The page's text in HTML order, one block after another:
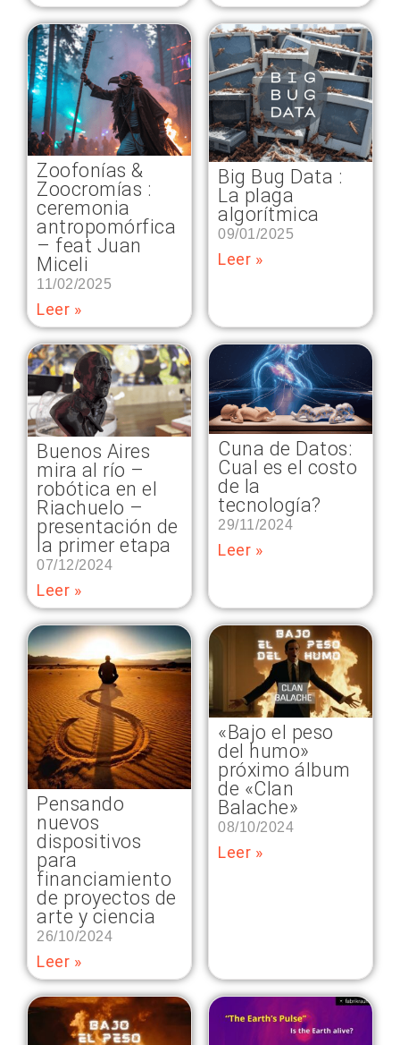
Zoofonías &
Zoocromías :
ceremonia
antropomórfica
– feat Juan
Miceli
11/02/2025
Leer »
Big Bug Data :
La plaga
algorítmica
09/01/2025
Leer »
Buenos Aires
mira al río –
robótica en el
Riachuelo –
presentación de
la primer etapa
07/12/2024
Leer »
Cuna de Datos:
Cual es el costo
de la
tecnología?
29/11/2024
Leer »
Pensando
nuevos
dispositivos
para
financiamiento
de proyectos de
arte y ciencia
26/10/2024
Leer »
«Bajo el peso
del humo»
próximo álbum
de «Clan
Balache»
08/10/2024
Leer »